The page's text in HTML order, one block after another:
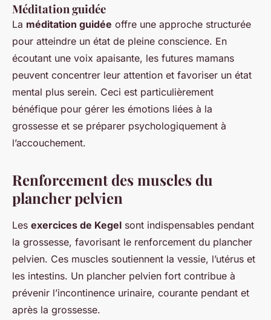
Méditation guidée
La méditation guidée offre une approche structurée
pour atteindre un état de pleine conscience. En
écoutant une voix apaisante, les futures mamans
peuvent concentrer leur attention et favoriser un état
mental plus serein. Ceci est particulièrement
bénéfique pour gérer les émotions liées à la
grossesse et se préparer psychologiquement à
l’accouchement.
Renforcement des muscles du
plancher pelvien
Les exercices de Kegel sont indispensables pendant
la grossesse, favorisant le renforcement du plancher
pelvien. Ces muscles soutiennent la vessie, l’utérus et
les intestins. Un plancher pelvien fort contribue à
prévenir l’incontinence urinaire, courante pendant et
après la grossesse.